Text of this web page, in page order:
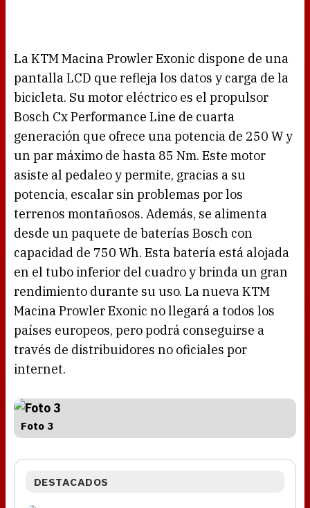
La KTM Macina Prowler Exonic dispone de una
pantalla LCD que refleja los datos y carga de la
bicicleta. Su motor eléctrico es el propulsor
Bosch Cx Performance Line de cuarta
generación que ofrece una potencia de 250 W y
un par máximo de hasta 85 Nm. Este motor
asiste al pedaleo y permite, gracias a su
potencia, escalar sin problemas por los
terrenos montañosos. Además, se alimenta
desde un paquete de baterías Bosch con
capacidad de 750 Wh. Esta batería está alojada
en el tubo inferior del cuadro y brinda un gran
rendimiento durante su uso. La nueva KTM
Macina Prowler Exonic no llegará a todos los
países europeos, pero podrá conseguirse a
través de distribuidores no oficiales por
internet.
Foto 3
DESTACADOS